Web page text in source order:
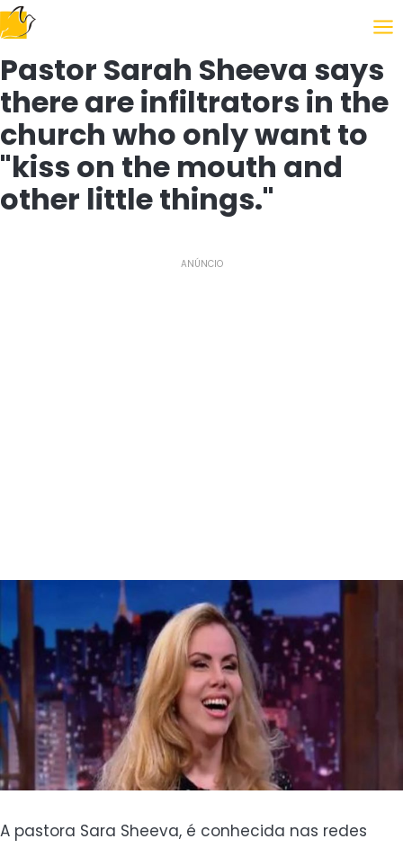
Following the Gospel
Pastor Sarah Sheeva says
there are infiltrators in the
church who only want to
"kiss on the mouth and
other little things."
ANÚNCIO
A pastora Sara Sheeva, é conhecida nas redes